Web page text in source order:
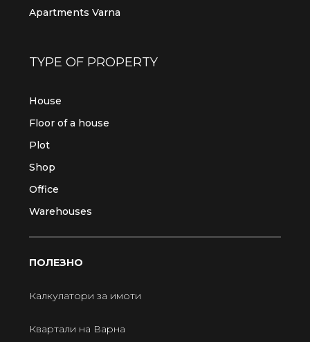
Apartments Varna
TYPE OF PROPERTY
House
Floor of a house
Plot
Shop
Office
Warehouses
ПОЛЕЗНО
Калкулатори за имоти
Квартали на Варна